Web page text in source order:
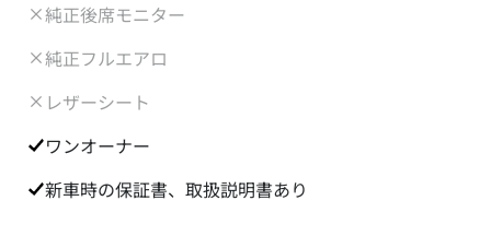
純正後席モニター
純正フルエアロ
レザーシート
ワンオーナー
新車時の保証書、取扱説明書あり